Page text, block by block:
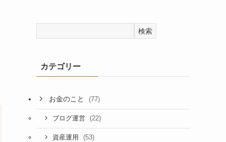
検索
カテゴリー
お金のこと (77)
ブログ運営 (22)
資産運用 (53)